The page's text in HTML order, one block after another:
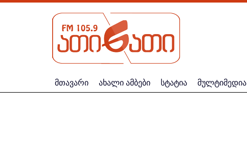
მთავარი ახალი ამბები სტატია მულტიმედია